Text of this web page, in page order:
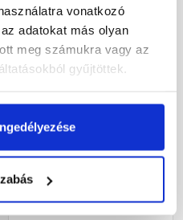
vonatkozó
adatokat más olyan
meg számukra vagy az
gyűjtöttek.
Rendelésre
9 215 Ft/ db